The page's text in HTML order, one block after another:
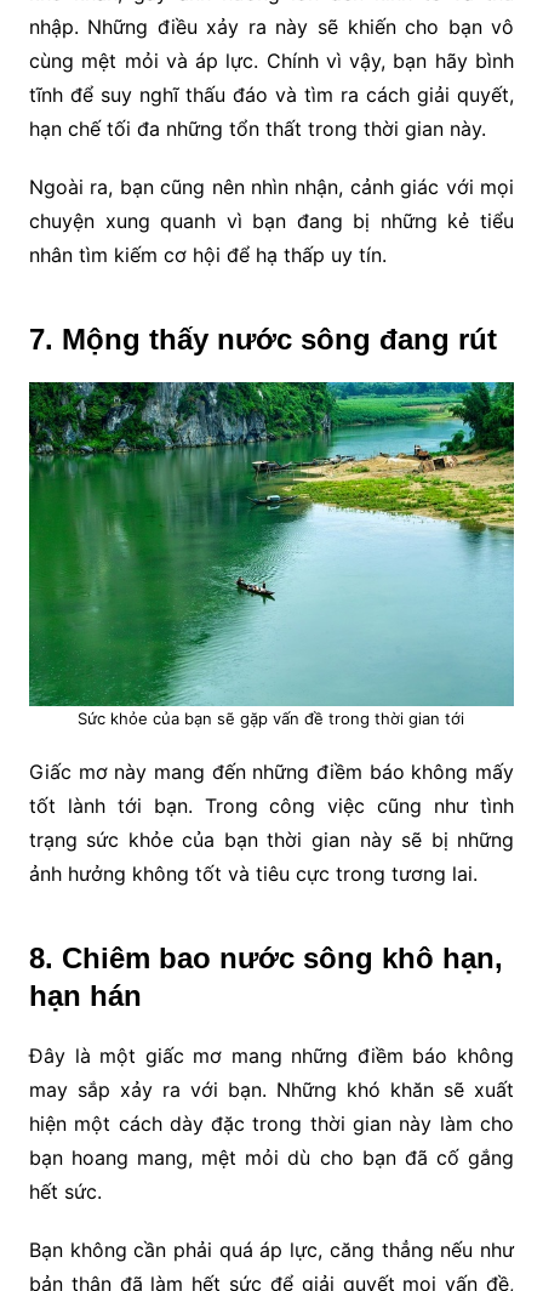
nhập. Những điều xảy ra này sẽ khiến cho bạn vô
cùng mệt mỏi và áp lực. Chính vì vậy, bạn hãy bình
tĩnh để suy nghĩ thấu đáo và tìm ra cách giải quyết,
hạn chế tối đa những tổn thất trong thời gian này.
Ngoài ra, bạn cũng nên nhìn nhận, cảnh giác với mọi
chuyện xung quanh vì bạn đang bị những kẻ tiểu
nhân tìm kiếm cơ hội để hạ thấp uy tín.
7. Mộng thấy nước sông đang rút
Sức khỏe của bạn sẽ gặp vấn đề trong thời gian tới
Giấc mơ này mang đến những điềm báo không mấy
tốt lành tới bạn. Trong công việc cũng như tình
trạng sức khỏe của bạn thời gian này sẽ bị những
ảnh hưởng không tốt và tiêu cực trong tương lai.
8. Chiêm bao nước sông khô hạn,
hạn hán
Đây là một giấc mơ mang những điềm báo không
may sắp xảy ra với bạn. Những khó khăn sẽ xuất
hiện một cách dày đặc trong thời gian này làm cho
bạn hoang mang, mệt mỏi dù cho bạn đã cố gắng
hết sức.
Bạn không cần phải quá áp lực, căng thẳng nếu như
bản thân đã làm hết sức để giải quyết mọi vấn đề,